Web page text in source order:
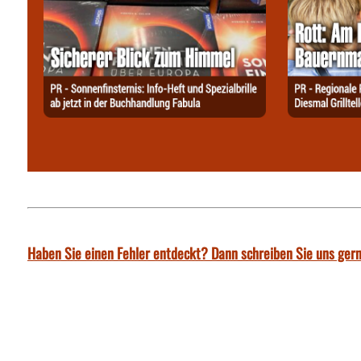
Haben Sie einen Fehler entdeckt? Dann schreiben Sie uns